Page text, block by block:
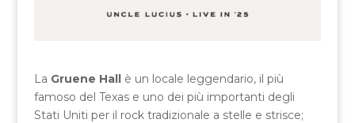
La Gruene Hall è un locale leggendario, il più
famoso del Texas e uno dei più importanti degli
Stati Uniti per il rock tradizionale a stelle e strisce;